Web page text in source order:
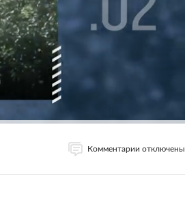
Комментарии отключены